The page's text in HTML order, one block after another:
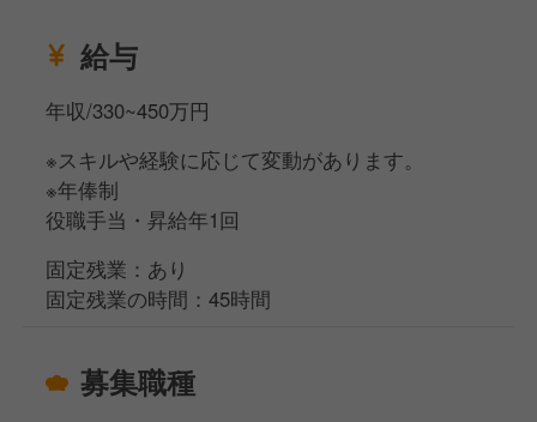
給与
年収/330~450万円
※スキルや経験に応じて変動があります。
※年俸制
役職手当・昇給年1回
固定残業：あり
固定残業の時間：45時間
募集職種